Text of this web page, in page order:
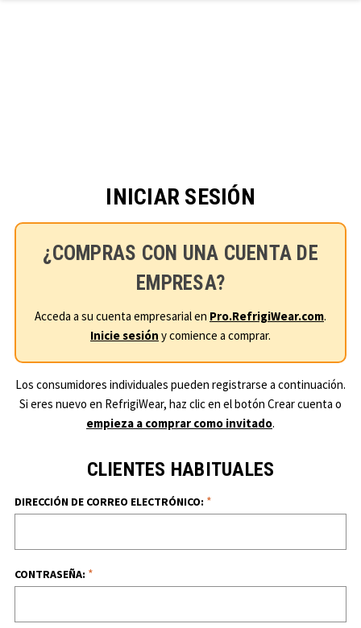
INICIAR SESIÓN
¿COMPRAS CON UNA CUENTA DE
EMPRESA?
Acceda a su cuenta empresarial en Pro.RefrigiWear.com.
Inicie sesión y comience a comprar.
Los consumidores individuales pueden registrarse a continuación.
Si eres nuevo en RefrigiWear, haz clic en el botón Crear cuenta o
empieza a comprar como invitado.
CLIENTES HABITUALES
DIRECCIÓN DE CORREO ELECTRÓNICO: *
CONTRASEÑA: *